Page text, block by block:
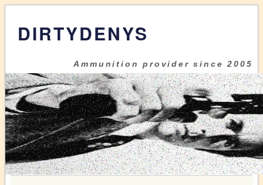
DIRTYDENYS
Ammunition provider since 2005